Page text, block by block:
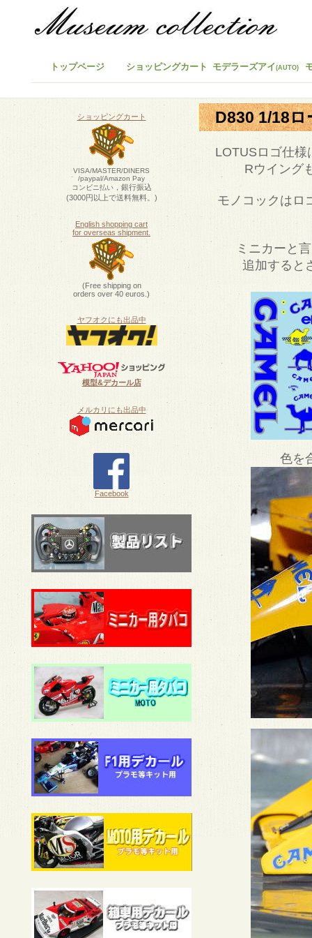
D830 1/18
LOTUSロゴ仕
Rウイング
モノコックはロ
ミニカーと
追加すると
色を
トップページ ショッピングカート モデラーズアイ(AUTO)
ショッピングカート
VISA/MASTER/DINERS
/paypal/Amazon Pay
コンビニ払い，銀行振込
(3000円以上で送料無料。)
English shopping cart
for overseas shipment.
(Free shipping on
orders over 40 euros.)
ヤフオクにも出品中
模型&デカール店
メルカリにも出品中
Facebook